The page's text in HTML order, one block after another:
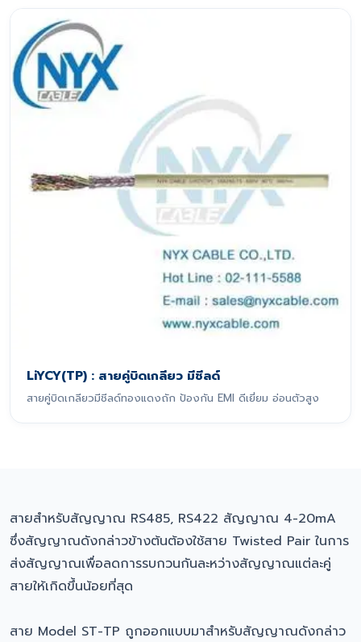
LiYCY(TP) : สายคู่บิดเกลียว มีชีลด์
สายคู่บิดเกลียวมีชีลด์ทองแดงถัก ป้องกัน EMI ดีเยี่ยม อ่อนตัวสูง
สายสำหรับสัญญาณ RS485, RS422 สัญญาณ 4-20mA
ซึ่งสัญญาณดังกล่าวข้างต้นต้องใช้สาย Twisted Pair ในการ
ส่งสัญญาณเพื่อลดการรบกวนกันละหว่างสัญญาณแต่ละคู่
สายให้เกิดขึ้นน้อยที่สุด
สาย Model ST-TP ถูกออกแบบมาสำหรับสัญญาณดังกล่าว